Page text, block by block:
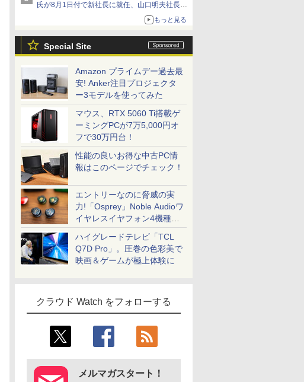
氏が8月1日付で新社長に就任、山口明夫社長は
もっと見る
Special Site
Amazon プライムデー過去最
安! Anker注目プロジェクタ
ー3モデルを使ってみた
マウス、RTX 5060 Ti搭載ゲ
ーミングPCが7万5,000円オ
フで30万円台！
性能の良いお得な中古PC情
報はこのページでチェック！
エントリーなのに脅威の実
力!「Osprey」Noble Audioワ
イヤレスイヤフォン4機種を
一気に聴く
ハイグレードテレビ「TCL
Q7D Pro」。圧巻の色彩美で
映画＆ゲームが極上体験に
クラウド Watch をフォローする
メルマガスタート！